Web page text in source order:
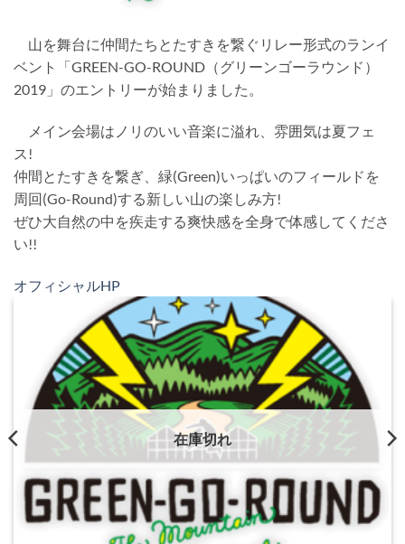
山を舞台に仲間たちとたすきを繋ぐリレー形式のランイ
ベント「GREEN-GO-ROUND（グリーンゴーラウンド）
2019」のエントリーが始まりました。
メイン会場はノリのいい音楽に溢れ、雰囲気は夏フェ
ス!
仲間とたすきを繋ぎ、緑(Green)いっぱいのフィールドを
周回(Go-Round)する新しい山の楽しみ方!
ぜひ大自然の中を疾走する爽快感を全身で体感してくださ
い!!
オフィシャルHP
在庫切れ